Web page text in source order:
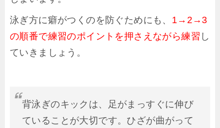
泳ぎ方に癖がつくのを防ぐためにも、 1→2→3
の順番で練習のポイントを押さえながら練習 し
ていきましょう。
背泳ぎのキックは、足がまっすぐに伸び
ていることが大切です。ひざが曲がって